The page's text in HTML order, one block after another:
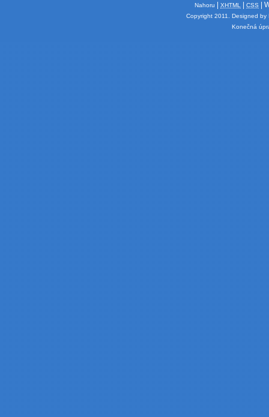
Nahoru XHTML CSS |
Copyright 2011.Designed by
Konečná